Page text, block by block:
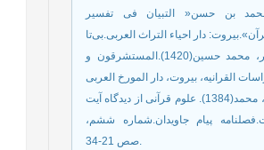
بن حسن‏« التبيان فى تفسير
علی الصغیر، محمد حسین(1420).المستشرقون و
فاکر میبدی، محمد(1384). علوم قرآنی از دیدگاه آیت
پیام جاویدان.شماره ششم،
صص 21-34.